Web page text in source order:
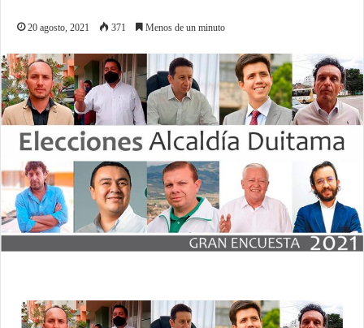
20 agosto, 2021 371 Menos de un minuto